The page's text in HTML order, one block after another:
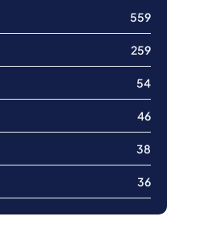
559
259
54
46
38
36